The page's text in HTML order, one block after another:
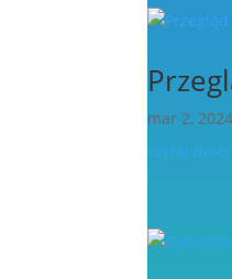
mar 2, 2024
czytaj dalej